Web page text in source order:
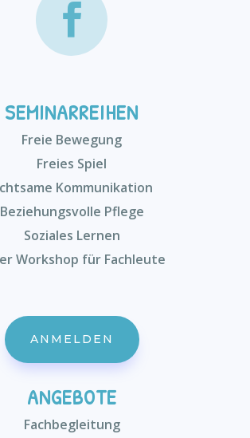
SEMINARREIHEN
Freie Bewegung
Freies Spiel
Kommunikation
Beziehungsvolle Pflege
Soziales Lernen
Workshop für Fachleute
ANMELDEN
ANGEBOTE
Fachbegleitung